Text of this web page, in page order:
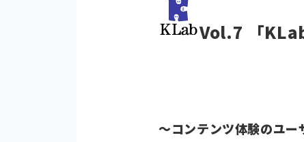
Vol.7 「
～コンテンツ体験のユ